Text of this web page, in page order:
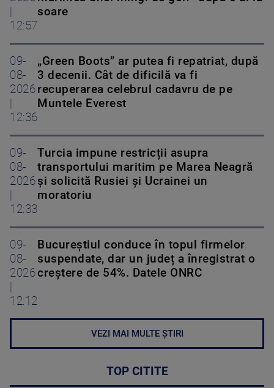
12:57
soare
09-
08-
2026
12:36
„Green Boots” ar putea fi repatriat, după
3 decenii. Cât de dificilă va fi
recuperarea celebrul cadavru de pe
Muntele Everest
09-
08-
2026
12:33
Turcia impune restricții asupra
transportului maritim pe Marea Neagră
și solicită Rusiei și Ucrainei un
moratoriu
09-
08-
2026
12:12
Bucureștiul conduce în topul firmelor
suspendate, dar un județ a înregistrat o
creștere de 54%. Datele ONRC
VEZI MAI MULTE ȘTIRI
TOP CITITE